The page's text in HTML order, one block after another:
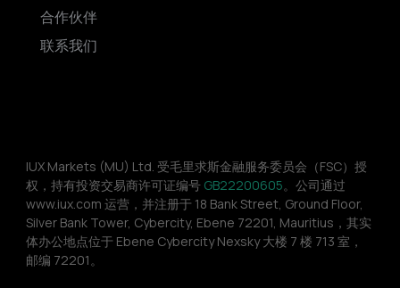
合作伙伴
联系我们
IUX Markets (MU) Ltd. 受毛里求斯金融服务委员会（FSC）授
权，持有投资交易商许可证编号 GB22200605。公司通过
www.iux.com 运营，并注册于 18 Bank Street, Ground Floor,
Silver Bank Tower, Cybercity, Ebene 72201, Mauritius，其实
体办公地点位于 Ebene Cybercity Nexsky 大楼 7 楼 713 室，
邮编 72201。